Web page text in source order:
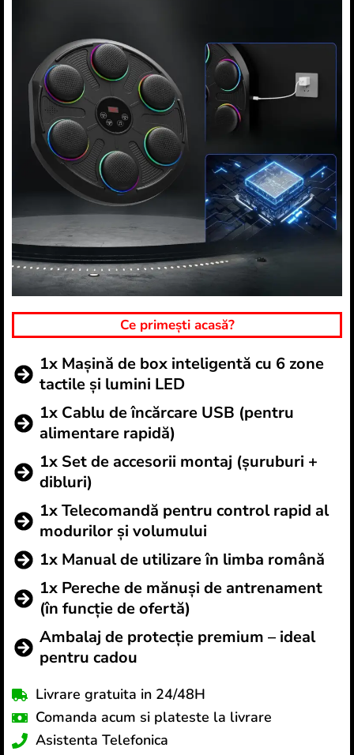
Ce primești acasă?
1x Mașină de box inteligentă cu 6 zone
tactile și lumini LED
1x Cablu de încărcare USB (pentru
alimentare rapidă)
1x Set de accesorii montaj (șuruburi +
dibluri)
1x Telecomandă pentru control rapid al
modurilor și volumului
1x Manual de utilizare în limba română
1x Pereche de mănuși de antrenament
(în funcție de ofertă)
Ambalaj de protecție premium – ideal
pentru cadou
Livrare gratuita in 24/48H
Comanda acum si plateste la livrare
Asistenta Telefonica